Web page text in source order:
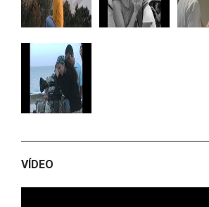
VÍDEO